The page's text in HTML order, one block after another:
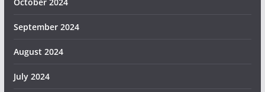
September 2024
August 2024
July 2024